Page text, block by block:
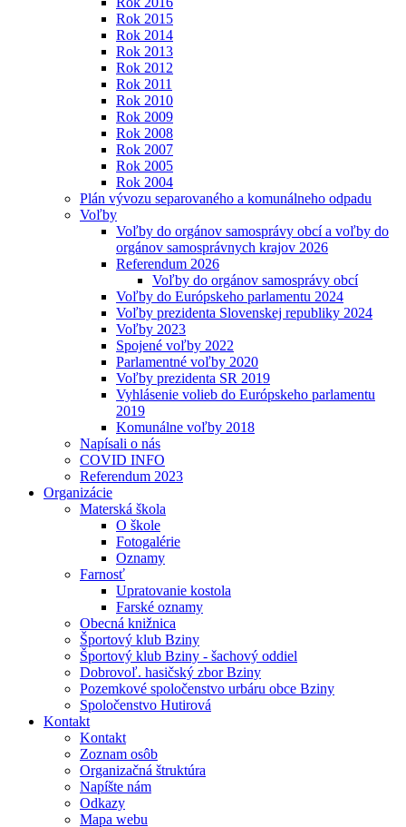
Rok 2015
Rok 2014
Rok 2013
Rok 2012
Rok 2011
Rok 2010
Rok 2009
Rok 2008
Rok 2007
Rok 2005
Rok 2004
Plán vývozu separovaného a komunálneho odpadu
Voľby
Voľby do orgánov samosprávy obcí a voľby do
orgánov samosprávnych krajov 2026
Referendum 2026
Voľby do orgánov samosprávy obcí
Voľby do Európskeho parlamentu 2024
Voľby prezidenta Slovenskej republiky 2024
Voľby 2023
Spojené voľby 2022
Parlamentné voľby 2020
Voľby prezidenta SR 2019
Vyhlásenie volieb do Európskeho parlamentu
2019
Komunálne voľby 2018
Napísali o nás
COVID INFO
Referendum 2023
Organizácie
Materská škola
O škole
Fotogalérie
Oznamy
Farnosť
Upratovanie kostola
Farské oznamy
Obecná knižnica
Športový klub Bziny
Športový klub Bziny - šachový oddiel
Dobrovoľ. hasičský zbor Bziny
Pozemkové spoločenstvo urbáru obce Bziny
Spoločenstvo Hutirová
Kontakt
Kontakt
Zoznam osôb
Organizačná štruktúra
Napíšte nám
Odkazy
Mapa webu